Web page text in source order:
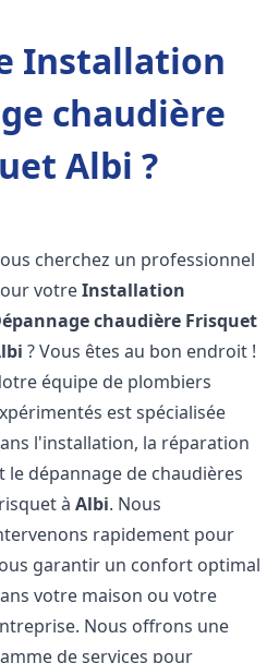
Installation
chaudière
Albi ?
cherchez un professionnel
votreInstallation
chaudière Frisquet
? Vous êtes au bon endroit !
équipe de plombiers
est spécialisée
l'installation, la réparation
le dépannage de chaudières
àAlbi. Nous
rapidement pour
garantir un confort optimal
votre maison ou votre
Nous offrons une
de services pour